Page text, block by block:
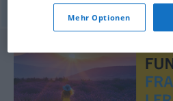
© OpenThesaurus.de
Mehr Optionen